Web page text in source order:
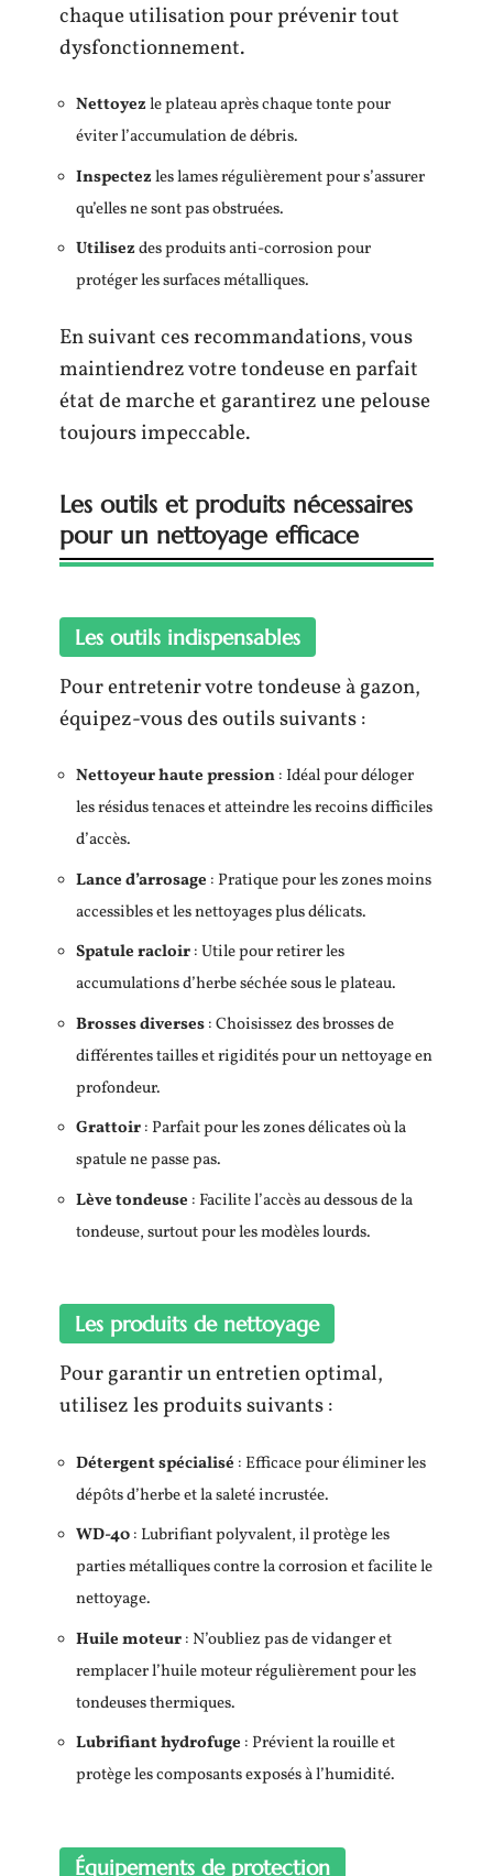
chaque utilisation pour prévenir tout
dysfonctionnement.
Nettoyezle plateau après chaque tonte pour
éviter l’accumulation de débris.
Inspectezles lames régulièrement pour s’assurer
qu’elles ne sont pas obstruées.
Utilisezdes produits anti-corrosion pour
protéger les surfaces métalliques.
En suivant ces recommandations, vous
maintiendrez votre tondeuse en parfait
état de marche et garantirez une pelouse
toujours impeccable.
Les outils et produits nécessaires
pour un nettoyage efficace
Les outils indispensables
Pour entretenir votre tondeuse à gazon,
équipez-vous des outils suivants :
Nettoyeur haute pression: Idéal pour déloger
les résidus tenaces et atteindre les recoins difficiles
d’accès.
Lance d’arrosage : Pratique pour les zones moins
accessibles et les nettoyages plus délicats.
Spatule racloir: Utile pour retirer les
accumulations d’herbe séchée sous le plateau.
Brosses diverses: Choisissez des brosses de
différentes tailles et rigidités pour un nettoyage en
profondeur.
Grattoir: Parfait pour les zones délicates où la
spatule ne passe pas.
Lève tondeuse : Facilite l’accès au dessous de la
tondeuse, surtout pour les modèles lourds.
Les produits de nettoyage
Pour garantir un entretien optimal,
utilisez les produits suivants :
Détergent spécialisé : Efficace pour éliminer les
dépôts d’herbe et la saleté incrustée.
WD-40: Lubrifiant polyvalent, il protège les
parties métalliques contre la corrosion et facilite le
nettoyage.
Huile moteur: N’oubliez pas de vidanger et
remplacer l’huile moteur régulièrement pour les
tondeuses thermiques.
Lubrifiant hydrofuge : Prévient la rouille et
protège les composants exposés à l’humidité.
Équipements de protection